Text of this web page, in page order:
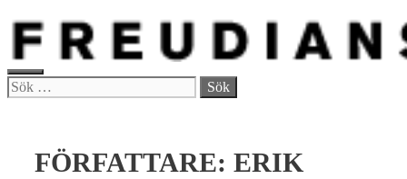
Hoppa
innehåll
MENY
Sök
FÖRFATTARE: ERIK